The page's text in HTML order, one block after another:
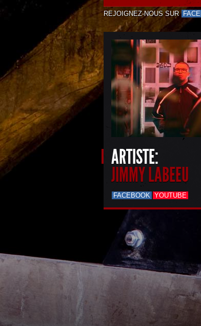
REJOIGNEZ-NOUS SUR
ARTISTE:
JIMMY LABEEU
FACEBOOK YOUTUBE